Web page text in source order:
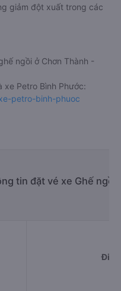
giảm đột xuất trong các
ngồi ở Chơn Thành -
xe Petro Bình Phước:
petro-binh-phuoc
tin đặt vé xe Ghế ngồi